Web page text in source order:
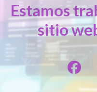
Estamos
sitio